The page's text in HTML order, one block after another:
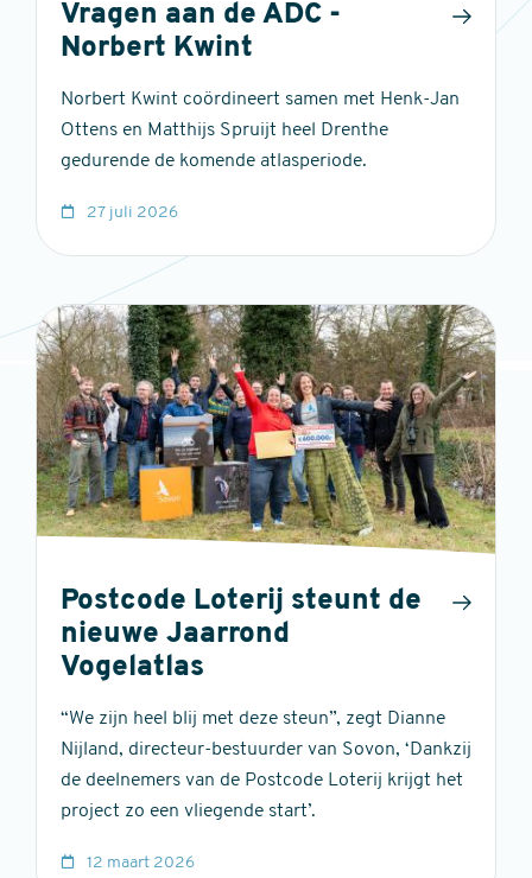
Vragen aan de ADC -
Norbert Kwint
Norbert Kwint coördineert samen met Henk-Jan
Ottens en Matthijs Spruijt heel Drenthe
gedurende de komende atlasperiode.
27 juli 2026
Postcode Loterij steunt de
nieuwe Jaarrond
Vogelatlas
“We zijn heel blij met deze steun”, zegt Dianne
Nijland, directeur-bestuurder van Sovon, ‘Dankzij
de deelnemers van de Postcode Loterij krijgt het
project zo een vliegende start’.
12 maart 2026